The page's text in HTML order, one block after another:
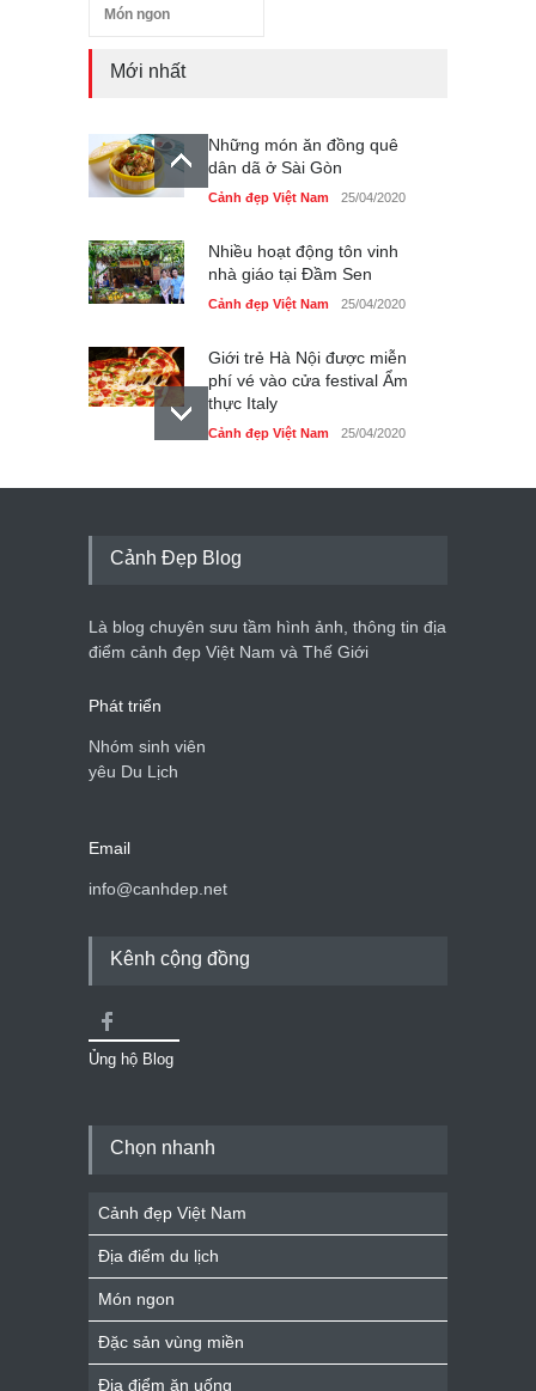
Món ngon
Mới nhất
Những món ăn đồng quê
dân dã ở Sài Gòn
Cảnh đẹp Việt Nam 25/04/2020
Nhiều hoạt động tôn vinh
nhà giáo tại Đầm Sen
Cảnh đẹp Việt Nam 25/04/2020
Giới trẻ Hà Nội được miễn
phí vé vào cửa festival Ẩm
thực Italy
Cảnh đẹp Việt Nam 25/04/2020
Tam giác mạch khoe sắc
du lịch quốc gia
Cảnh đẹp Việt Nam 24/04/2020
Cảnh Đẹp Blog
Là blog chuyên sưu tầm hình ảnh, thông tin địa
điểm cảnh đẹp Việt Nam và Thế Giới
Phát triển
Nhóm sinh viên
yêu Du Lịch
Email
info@canhdep.net
Kênh cộng đồng
Ủng hộ Blog
Chọn nhanh
Cảnh đẹp Việt Nam
Địa điểm du lịch
Món ngon
Đặc sản vùng miền
Địa điểm ăn uống